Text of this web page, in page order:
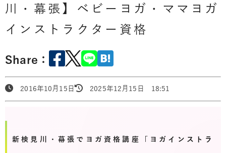
川・幕張】ベビーヨガ・ママヨガ
インストラクター資格
Share：
2016年10月15日 2025年12月15日 18:51
新検見川・幕張でヨガ資格講座「ヨガインストラ